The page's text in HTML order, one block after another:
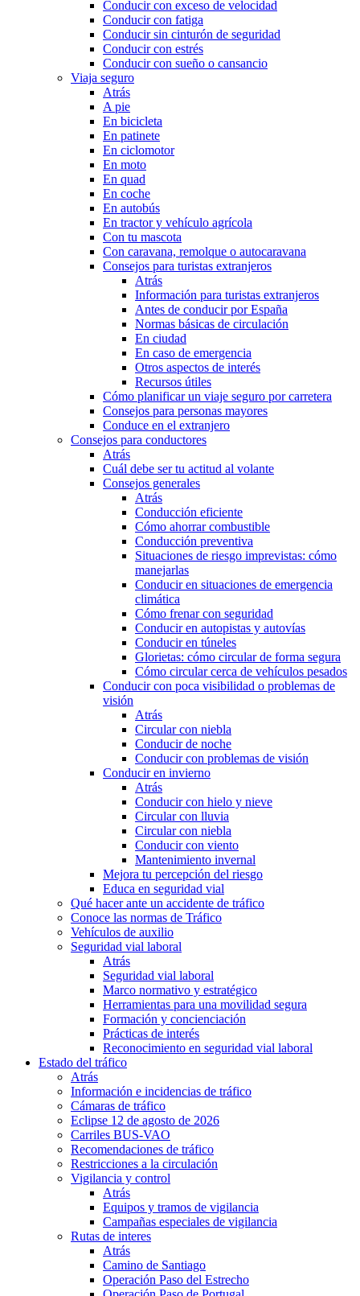
Conducir con exceso de velocidad
Conducir con fatiga
Conducir sin cinturón de seguridad
Conducir con estrés
Conducir con sueño o cansancio
Viaja seguro
Atrás
A pie
En bicicleta
En patinete
En ciclomotor
En moto
En quad
En coche
En autobús
En tractor y vehículo agrícola
Con tu mascota
Con caravana, remolque o autocaravana
Consejos para turistas extranjeros
Atrás
Información para turistas extranjeros
Antes de conducir por España
Normas básicas de circulación
En ciudad
En caso de emergencia
Otros aspectos de interés
Recursos útiles
Cómo planificar un viaje seguro por carretera
Consejos para personas mayores
Conduce en el extranjero
Consejos para conductores
Atrás
Cuál debe ser tu actitud al volante
Consejos generales
Atrás
Conducción eficiente
Cómo ahorrar combustible
Conducción preventiva
Situaciones de riesgo imprevistas: cómo
manejarlas
Conducir en situaciones de emergencia
climática
Cómo frenar con seguridad
Conducir en autopistas y autovías
Conducir en túneles
Glorietas: cómo circular de forma segura
Cómo circular cerca de vehículos pesados
Conducir con poca visibilidad o problemas de
visión
Atrás
Circular con niebla
Conducir de noche
Conducir con problemas de visión
Conducir en invierno
Atrás
Conducir con hielo y nieve
Circular con lluvia
Circular con niebla
Conducir con viento
Mantenimiento invernal
Mejora tu percepción del riesgo
Educa en seguridad vial
Qué hacer ante un accidente de tráfico
Conoce las normas de Tráfico
Vehículos de auxilio
Seguridad vial laboral
Atrás
Seguridad vial laboral
Marco normativo y estratégico
Herramientas para una movilidad segura
Formación y concienciación
Prácticas de interés
Reconocimiento en seguridad vial laboral
Estado del tráfico
Atrás
Información e incidencias de tráfico
Cámaras de tráfico
Eclipse 12 de agosto de 2026
Carriles BUS-VAO
Recomendaciones de tráfico
Restricciones a la circulación
Vigilancia y control
Atrás
Equipos y tramos de vigilancia
Campañas especiales de vigilancia
Rutas de interes
Atrás
Camino de Santiago
Operación Paso del Estrecho